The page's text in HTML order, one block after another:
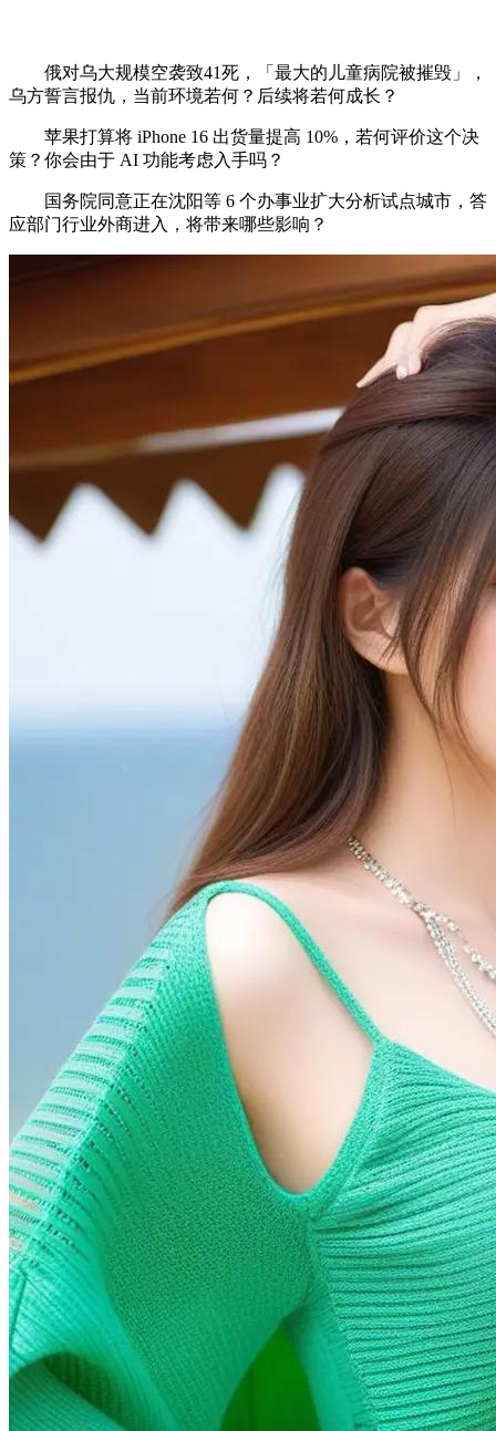
俄对乌大规模空袭致41死，「最大的儿童病院被摧毁」，
乌方誓言报仇，当前环境若何？后续将若何成长？
苹果打算将 iPhone 16 出货量提高 10%，若何评价这个决
策？你会由于 AI 功能考虑入手吗？
国务院同意正在沈阳等 6 个办事业扩大分析试点城市，答
应部门行业外商进入，将带来哪些影响？